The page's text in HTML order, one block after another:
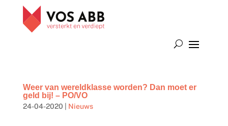
Weer van wereldklasse worden? Dan moet er
geld bij! – PO/VO
24-04-2020 Nieuws